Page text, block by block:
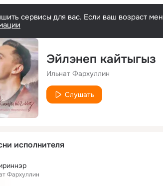
сервисы для вас. Если ваш возраст
Эйлэнеп кайтыгыз
Ильнат Фархуллин
Слушать
исполнителя
Фархуллин